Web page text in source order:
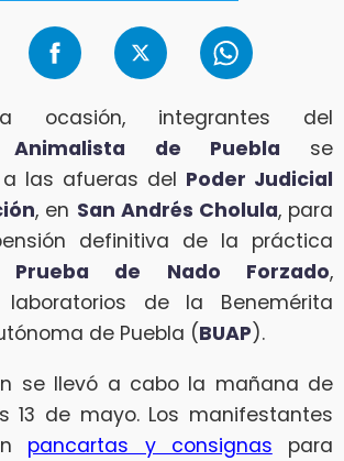
ocasión, integrantes del
Animalista de Puebla se
las afueras del Poder Judicial
, en San Andrés Cholula, para
definitiva de la práctica
Prueba de Nado Forzado,
de la Benemérita
de Puebla (BUAP).
se llevó a cabo la mañana de
13 de mayo. Los manifestantes
pancartas y consignas para